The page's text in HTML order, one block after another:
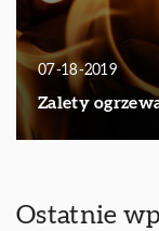
07-18-2019
Zalety
Ostatnie